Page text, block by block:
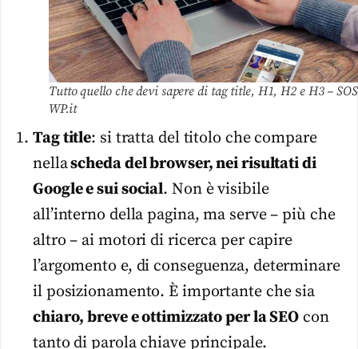
Tutto quello che devi sapere di tag title, H1, H2 e H3 –
WP.it
Tag title: si tratta del titolo che compare
nellascheda del browser, nei risultati di
Google e sui social. Non è visibile
all’interno della pagina, ma serve – più che
altro – ai motori di ricerca per capire
l’argomento e, di conseguenza, determinare
il posizionamento. È importante che sia
chiaro, breve e ottimizzato per la SEO con
tanto di parola chiave principale.